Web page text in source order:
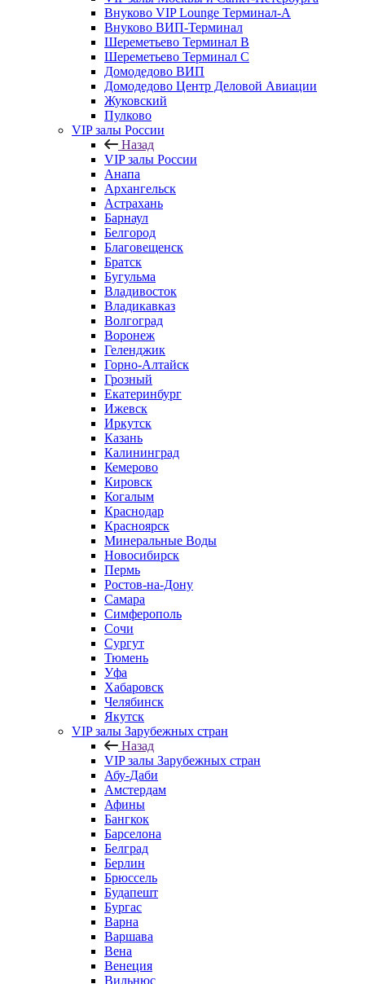
Внуково VIP Lounge Терминал-А
Внуково ВИП-Терминал
Шереметьево Терминал B
Шереметьево Терминал C
Домодедово ВИП
Домодедово Центр Деловой Авиации
Жуковский
Пулково
VIP залы России
Назад
VIP залы России
Анапа
Архангельск
Астрахань
Барнаул
Белгород
Благовещенск
Братск
Бугульма
Владивосток
Владикавказ
Волгоград
Воронеж
Геленджик
Горно-Алтайск
Грозный
Екатеринбург
Ижевск
Иркутск
Казань
Калининград
Кемерово
Кировск
Когалым
Краснодар
Красноярск
Минеральные Воды
Новосибирск
Пермь
Ростов-на-Дону
Самара
Симферополь
Сочи
Сургут
Тюмень
Уфа
Хабаровск
Челябинск
Якутск
VIP залы Зарубежных стран
Назад
VIP залы Зарубежных стран
Абу-Даби
Амстердам
Афины
Бангкок
Барселона
Белград
Берлин
Брюссель
Будапешт
Бургас
Варна
Варшава
Вена
Венеция
Вильнюс